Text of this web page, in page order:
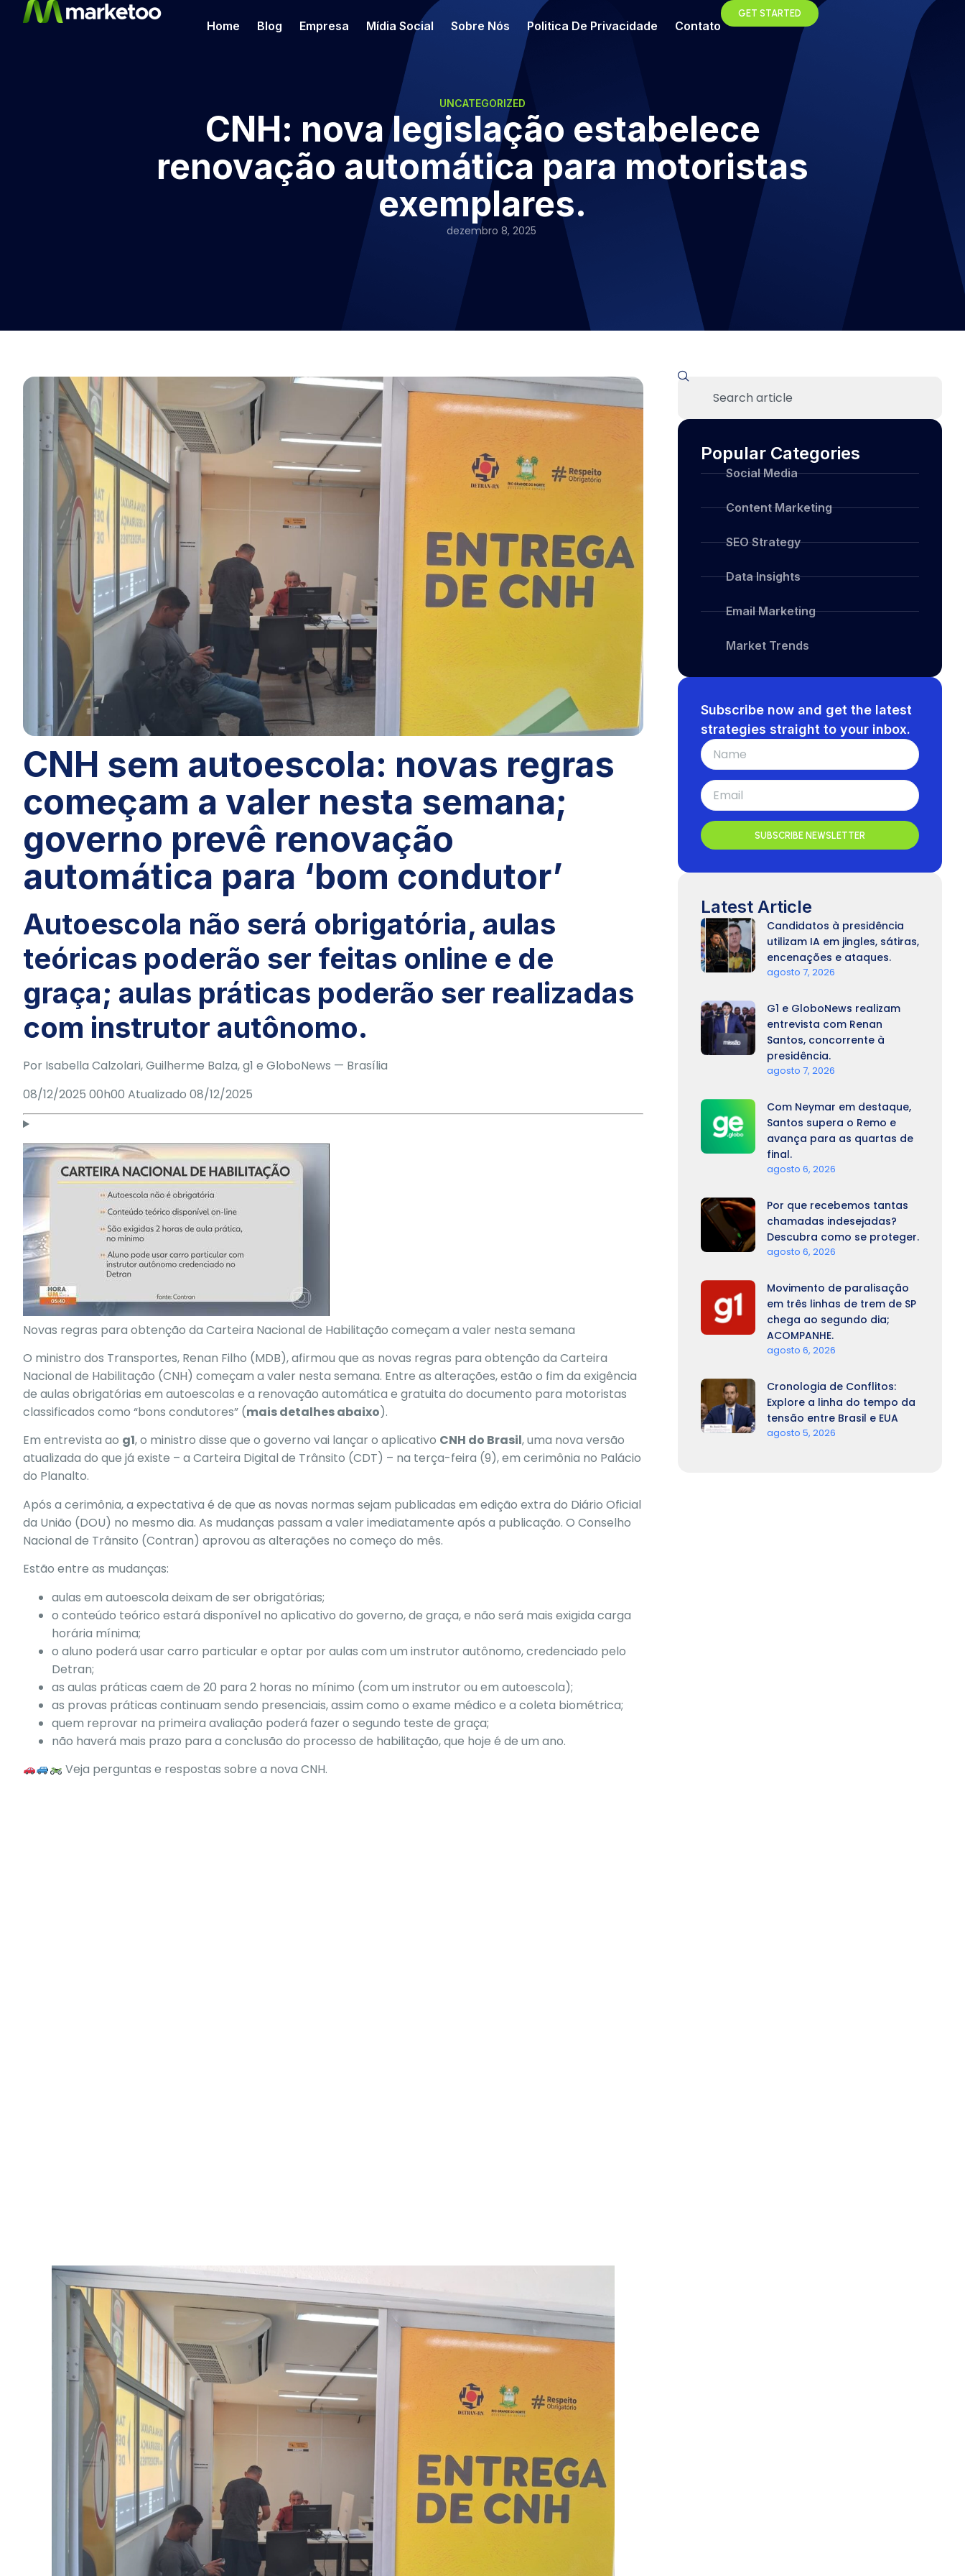
Home Blog Empresa Mídia Social Sobre Nós Politica De Privacidade Contato
GET STARTED
UNCATEGORIZED
CNH: nova legislação estabelece
renovação automática para motoristas
exemplares.
dezembro 8, 2025
CNH sem autoescola: novas regras
começam a valer nesta semana;
governo prevê renovação
automática para ‘bom condutor’
Autoescola não será obrigatória, aulas
teóricas poderão ser feitas online e de
graça; aulas práticas poderão ser realizadas
com instrutor autônomo.
Por Isabella Calzolari,Guilherme Balza, g1 e GloboNews — Brasília
08/12/2025 00h00 Atualizado 08/12/2025
Novas regras para obtenção da Carteira Nacional de Habilitação começam a valer nesta semana
O ministro dos Transportes, Renan Filho (MDB), afirmou que as novas regras para obtenção da Carteira
Nacional de Habilitação (CNH) começam a valer nesta semana. Entre as alterações, estão o fim da exigência
de aulas obrigatórias em autoescolas e a renovação automática e gratuita do documento para motoristas
classificados como “bons condutores” (mais detalhes abaixo).
Em entrevista ao g1, o ministro disse que o governo vai lançar o aplicativo CNH do Brasil, uma nova versão
atualizada do que já existe – a Carteira Digital de Trânsito (CDT) – na terça-feira (9), em cerimônia no Palácio
do Planalto.
Após a cerimônia, a expectativa é de que as novas normas sejam publicadas em edição extra do Diário Oficial
da União (DOU) no mesmo dia. As mudanças passam a valer imediatamente após a publicação. O Conselho
Nacional de Trânsito (Contran) aprovou as alterações no começo do mês.
Estão entre as mudanças:
aulas em autoescola deixam de ser obrigatórias;
o conteúdo teórico estará disponível no aplicativo do governo, de graça, e não será mais exigida carga
horária mínima;
o aluno poderá usar carro particular e optar por aulas com um instrutor autônomo, credenciado pelo
Detran;
as aulas práticas caem de 20 para 2 horas no mínimo (com um instrutor ou em autoescola);
as provas práticas continuam sendo presenciais, assim como o exame médico e a coleta biométrica;
quem reprovar na primeira avaliação poderá fazer o segundo teste de graça;
não haverá mais prazo para a conclusão do processo de habilitação, que hoje é de um ano.
Veja perguntas e respostas sobre a nova CNH.
Popular Categories
Social Media
Content Marketing
SEO Strategy
Data Insights
Email Marketing
Market Trends
Subscribe now and get the latest
strategies straight to your inbox.
SUBSCRIBE NEWSLETTER
Latest Article
Candidatos à presidência
utilizam IA em jingles, sátiras,
encenações e ataques.
agosto 7, 2026
G1 e GloboNews realizam
entrevista com Renan
Santos, concorrente à
presidência.
agosto 7, 2026
Com Neymar em destaque,
Santos supera o Remo e
avança para as quartas de
final.
agosto 6, 2026
Por que recebemos tantas
chamadas indesejadas?
Descubra como se proteger.
agosto 6, 2026
Movimento de paralisação
em três linhas de trem de SP
chega ao segundo dia;
ACOMPANHE.
agosto 6, 2026
Cronologia de Conflitos:
Explore a linha do tempo da
tensão entre Brasil e EUA
agosto 5, 2026